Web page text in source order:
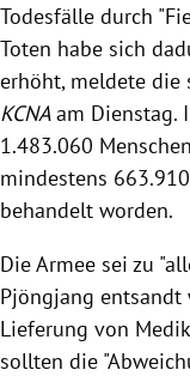
Untermenü
Untermenü
Untermenü
Untermenü
Untermenü
Todesfälle durch
Toten habe sich
erhöht, meldete die
KCNAam Dienstag.
1.483.060
mindestens
behandelt worden.
Die Armee sei zu
Pjöngjang
Lieferung von
sollten die